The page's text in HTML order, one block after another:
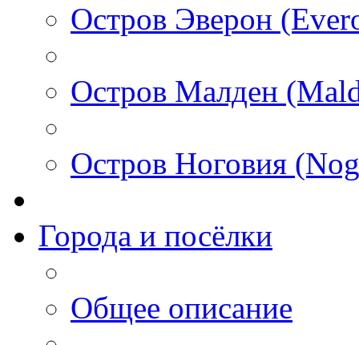
Остров Эверон
Остров Малден
Остров Ноговия
Города и посёлки
Общее описание